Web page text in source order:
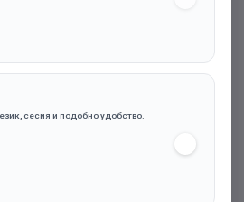
сесия и подобно удобство.